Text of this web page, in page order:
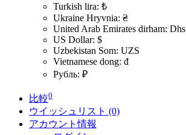
Turkish lira: ₺
Ukraine Hryvnia: ₴
United Arab Emirates dirham: Dhs
US Dollar: $
Uzbekistan Som: UZS
Vietnamese dong: đ
Рубль: ₽
比較0
ウイッシュリスト (0)
アカウント情報